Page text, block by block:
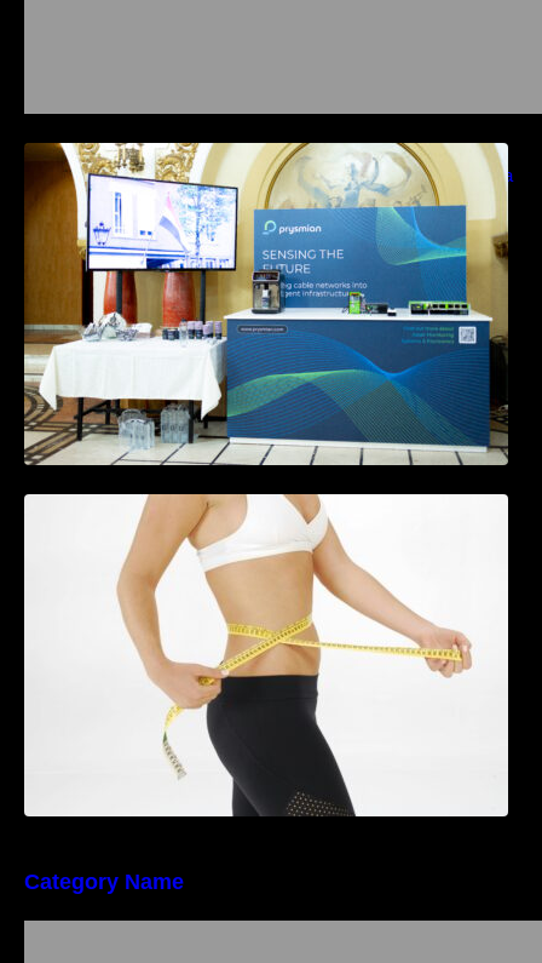
Prysmian aduce la COMM26 tehnologii de
sensing si Digital Energy pentru monitorizarea
in timp real a infrastrucrutilor critice
Tratamentul Wegovy® generează o scădere
în greutate de până la 22,6% la femei în
perioada menopauzei și reduce la jumătate
riscul de migrene
Category Name